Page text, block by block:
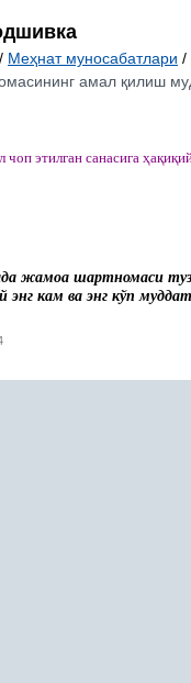
/ Меҳнат муносабатлари /
амал қилиш
чоп этилган санасига ҳақиқ
жамоа шартномаси
энг кам ва энг кўп